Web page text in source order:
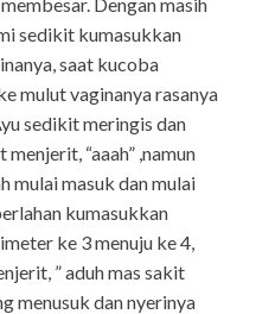
sedikit kumasukkan
saat kucoba
mulut vaginanya rasanya
sedikit meringis dan
“aaah” ,namun
mulai masuk dan mulai
kumasukkan
ke 3 menuju ke 4,
” aduh mas sakit
menusuk dan nyerinya